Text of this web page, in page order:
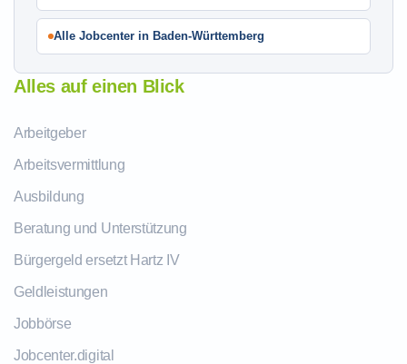
Alle Jobcenter in Baden-Württemberg
Alles auf einen Blick
Arbeitgeber
Arbeitsvermittlung
Ausbildung
Beratung und Unterstützung
Bürgergeld ersetzt Hartz IV
Geldleistungen
Jobbörse
Jobcenter.digital